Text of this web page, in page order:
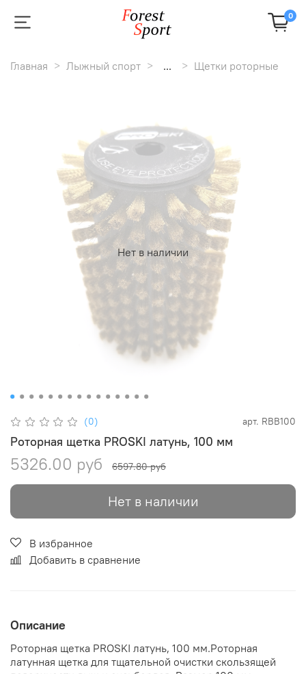
0
Главная Лыжный спорт ... Щетки роторные
Нет в наличии
(0) арт. RBB100
Роторная щетка PROSKI латунь, 100 мм
5326.00 руб 6597.80 руб
Нет в наличии
В избранное
Добавить в сравнение
Описание
Роторная щетка PROSKI латунь, 100 мм.Роторная
латунная щетка для тщательной очистки скользящей